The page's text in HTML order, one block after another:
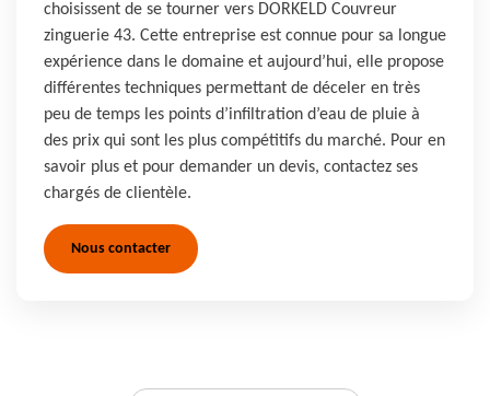
choisissent de se tourner vers DORKELD Couvreur
zinguerie 43. Cette entreprise est connue pour sa longue
expérience dans le domaine et aujourd’hui, elle propose
différentes techniques permettant de déceler en très
peu de temps les points d’infiltration d’eau de pluie à
des prix qui sont les plus compétitifs du marché. Pour en
savoir plus et pour demander un devis, contactez ses
chargés de clientèle.
Nous contacter